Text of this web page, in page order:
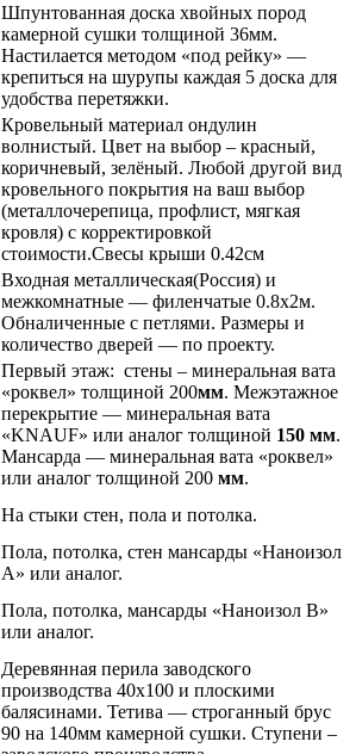
Шпунтованная доска хвойных пород
камерной сушки толщиной 36мм.
Настилается методом «под рейку» —
крепиться на шурупы каждая 5 доска для
удобства перетяжки.
Кровельный материал ондулин
волнистый. Цвет на выбор – красный,
коричневый, зелёный. Любой другой вид
кровельного покрытия на ваш выбор
(металлочерепица, профлист, мягкая
кровля) с корректировкой
стоимости.Свесы крыши 0.42см
Входная металлическая(Россия) и
межкомнатные — филенчатые 0.8х2м.
Обналиченные с петлями. Размеры и
количество дверей — по проекту.
Первый этаж: стены – минеральная вата
«роквел» толщиной 200мм. Межэтажное
перекрытие — минеральная вата
«KNAUF» или аналог толщиной 150 мм.
Мансарда — минеральная вата «роквел»
или аналог толщиной 200 мм.
На стыки стен, пола и потолка.
Пола, потолка, стен мансарды «Наноизол
А» или аналог.
Пола, потолка, мансарды «Наноизол В»
или аналог.
Деревянная перила заводского
производства 40х100 и плоскими
балясинами. Тетива — строганный брус
90 на 140мм камерной сушки. Ступени –